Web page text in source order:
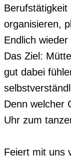
Berufstätigkeit
organisieren,
Endlich wieder
Das Ziel:
gut dabei
Denn welcher
Uhr zum
Feiert mit uns